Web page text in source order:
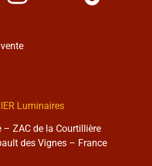
Luminaires
– ZAC de la Courtillière
des Vignes – France